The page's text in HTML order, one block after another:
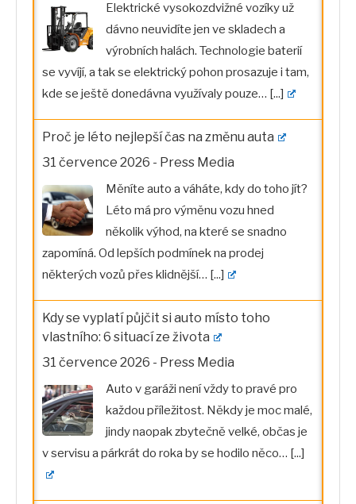
Elektrické vysokozdvižné vozíky už
dávno neuvidíte jen ve skladech a
výrobních halách. Technologie baterií
se vyvíjí, a tak se elektrický pohon prosazuje i tam,
kde se ještě donedávna využívaly pouze… [...]
Proč je léto nejlepší čas na změnu auta
31 července 2026 - Press Media
Měníte auto a váháte, kdy do toho jít?
Léto má pro výměnu vozu hned
několik výhod, na které se snadno
zapomíná. Od lepších podmínek na prodej
některých vozů přes klidnější… [...]
Kdy se vyplatí půjčit si auto místo toho
vlastního: 6 situací ze života
31 července 2026 - Press Media
Auto v garáži není vždy to pravé pro
každou příležitost. Někdy je moc malé,
jindy naopak zbytečně velké, občas je
v servisu a párkrát do roka by se hodilo něco… [...]